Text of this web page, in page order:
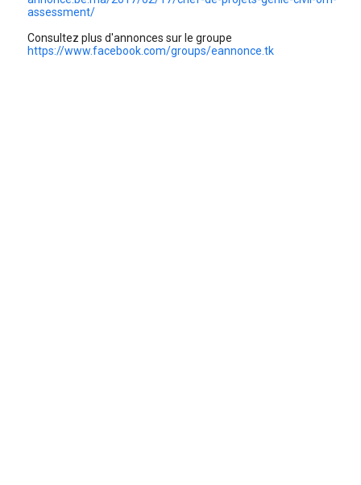
assessment/
Consultez plus d'annonces sur le groupe
https://www.facebook.com/groups/eannonce.tk